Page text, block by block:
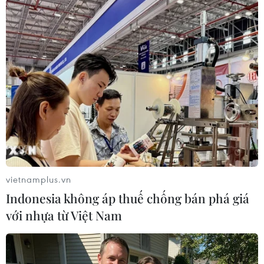
Castaner cho rằng mặc dù làn sóng biểu tình
"Áo vàng" có xu hướng hạ nhiệt, nhưng vẫn còn
một số thành phần bất mãn tiếp tục kích động
biểu tình.
Theo giới quan sát, bản thân những người biểu
tình "Áo vàng" hiện cũng chia rẽ, giữa một bên
là những người sẵn sàng đối thoại với chính
phủ và một bên là các thành phần quá khích./.
(TTXVN/Vietnam+)
vietnamplus.vn
Indonesia không áp thuế chống bán phá giá
với nhựa từ Việt Nam